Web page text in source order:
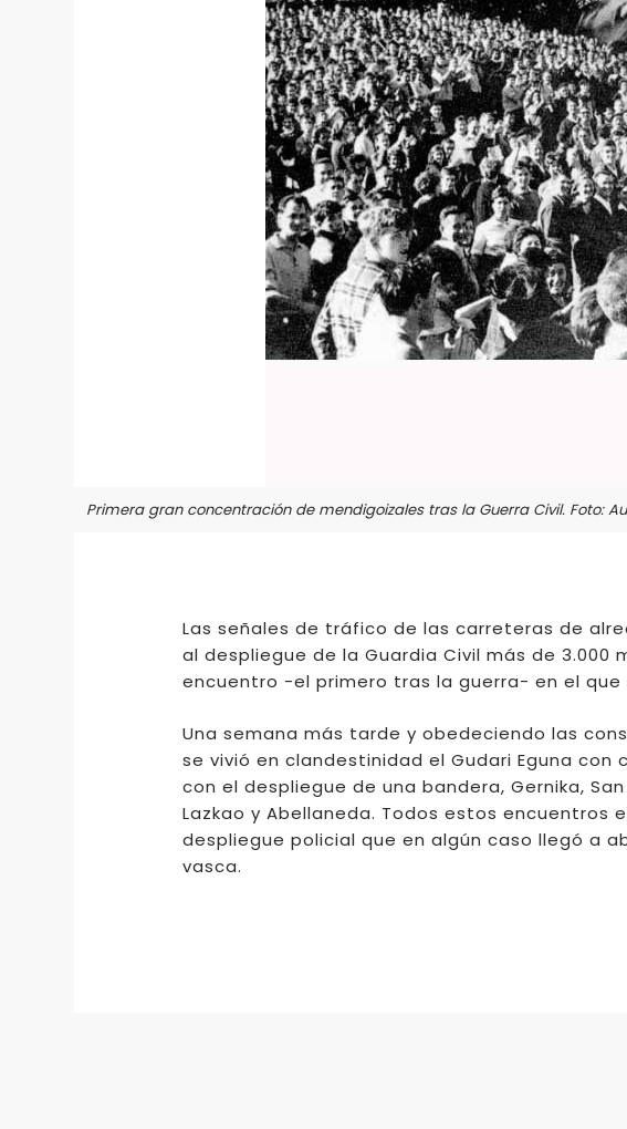
Primera gran concentración de mendigoizales tras la Guerra Civil. Foto:
Las señales de tráfico de las carreteras de
al despliegue de la Guardia Civil más de 3.000
encuentro -el primero tras la guerra- en el que
Una semana más tarde y obedeciendo las
se vivió en clandestinidad el Gudari Eguna con
con el despliegue de una bandera, Gernika,
Lazkao y Abellaneda. Todos estos encuentros
despliegue policial que en algún caso llegó a
vasca.